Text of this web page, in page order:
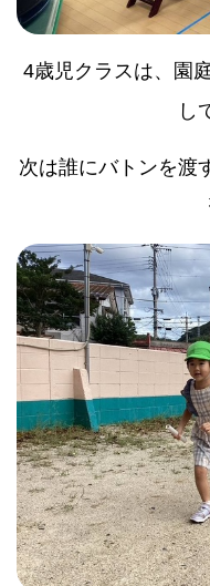
4歳児クラスは、園
し
次は誰にバトンを渡